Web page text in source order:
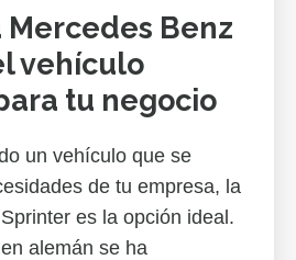
Mercedes Benz
vehículo
tu negocio
un vehículo que se
de tu empresa, la
es la opción ideal.
alemán se ha